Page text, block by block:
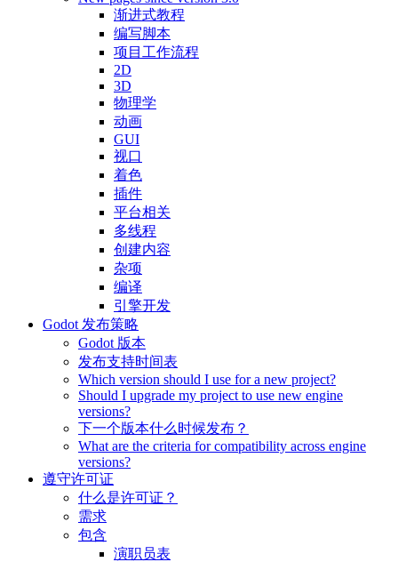
渐进式教程
编写脚本
项目工作流程
2D
3D
物理学
动画
GUI
视口
着色
插件
平台相关
多线程
创建内容
杂项
编译
引擎开发
Godot 发布策略
Godot 版本
发布支持时间表
Which version should I use for a new project?
Should I upgrade my project to use new engine
versions?
下一个版本什么时候发布？
What are the criteria for compatibility across engine
versions?
遵守许可证
什么是许可证？
需求
包含
演职员表